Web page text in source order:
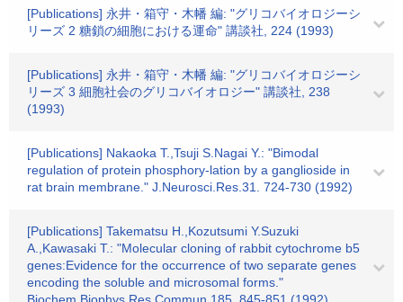
[Publications] 永井・箱守・木幡 編: "グリコバイオロジーシ
リーズ 2 糖鎖の細胞における運命" 講談社, 224 (1993)
[Publications] 永井・箱守・木幡 編: "グリコバイオロジーシ
リーズ 3 細胞社会のグリコバイオロジー" 講談社, 238
(1993)
[Publications] Nakaoka T.,Tsuji S.Nagai Y.: "Bimodal
regulation of protein phosphory-lation by a ganglioside in
rat brain membrane." J.Neurosci.Res.31. 724-730 (1992)
[Publications] Takematsu H.,Kozutsumi Y.Suzuki
A.,Kawasaki T.: "Molecular cloning of rabbit cytochrome b5
genes:Evidence for the occurrence of two separate genes
encoding the soluble and microsomal forms."